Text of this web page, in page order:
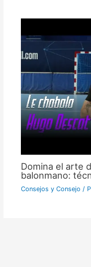
Domina el arte
balonmano:
Consejos y Consejo /